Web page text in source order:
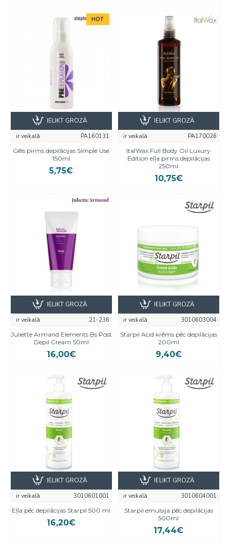
HOT
ir veikalā
PA160131
Gēls pirms depilācijas Simple Use
150ml
5,75€
IELIKT GROZĀ
ir veikalā
PA170026
ItalWax Full Body Oil Luxury
Edition eļļa pirms depilācijas
250ml
10,75€
IELIKT GROZĀ
ir veikalā
21-236
Juliette Armand Elements Bs Post
Depil Cream 50ml
16,00€
IELIKT GROZĀ
ir veikalā
3010603004
Starpil Acid krēms pēc depilācijas
200ml
9,40€
IELIKT GROZĀ
ir veikalā
3010601001
Eļļa pēc depilācijas Starpil 500 ml
16,20€
IELIKT GROZĀ
ir veikalā
3010604001
Starpil emulsija pēc depilācijas
500ml
17,44€
IELIKT GROZĀ